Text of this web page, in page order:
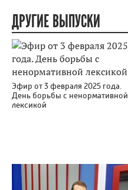
ДРУГИЕ ВЫПУСКИ
Эфир от 3 февраля 2025 года.
День борьбы с ненормативной
лексикой